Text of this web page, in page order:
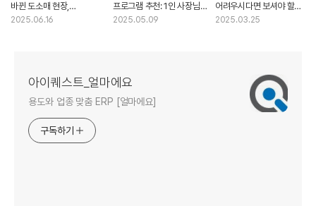
바뀐 도소매 현장,
사장님들이 말하는 ERP
2025.06.16
프로그램 추천: 1인 사장님을
위한 쉽고 편한 솔루션
2025.05.09
어려우시다면 보셔야 할
질문 리스트
2025.03.25
아이퀘스트_얼마에요
용도와 업종 맞춤 ERP [얼마에요]
구독하기